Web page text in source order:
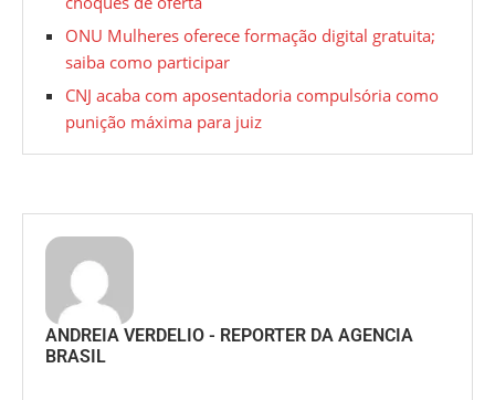
ONU Mulheres oferece formação digital gratuita;
saiba como participar
CNJ acaba com aposentadoria compulsória como
punição máxima para juiz
ANDREIA VERDELIO - REPORTER DA AGENCIA
BRASIL